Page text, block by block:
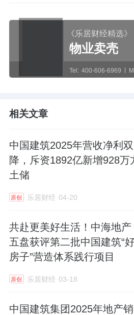
《乐居财经精选》
物业卖壳
Tel: 400-606-6969
相关文章
中国建筑2025年营收净利双
降，斥资1892亿新增928万
土储
原创 乐居财经 04-20
共赴更美好生活！中海地产
五盘获评第二批中国建筑“
房子”营造体系践行项目
原创 乐居财经 03-18
中国建筑集团2025年地产销